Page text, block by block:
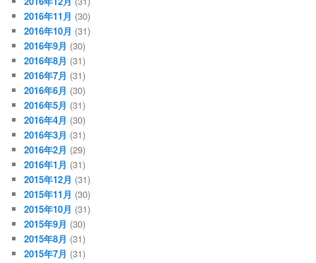
2016年11月 (30)
2016年10月 (31)
2016年9月 (30)
2016年8月 (31)
2016年7月 (31)
2016年6月 (30)
2016年5月 (31)
2016年4月 (30)
2016年3月 (31)
2016年2月 (29)
2016年1月 (31)
2015年12月 (31)
2015年11月 (30)
2015年10月 (31)
2015年9月 (30)
2015年8月 (31)
2015年7月 (31)